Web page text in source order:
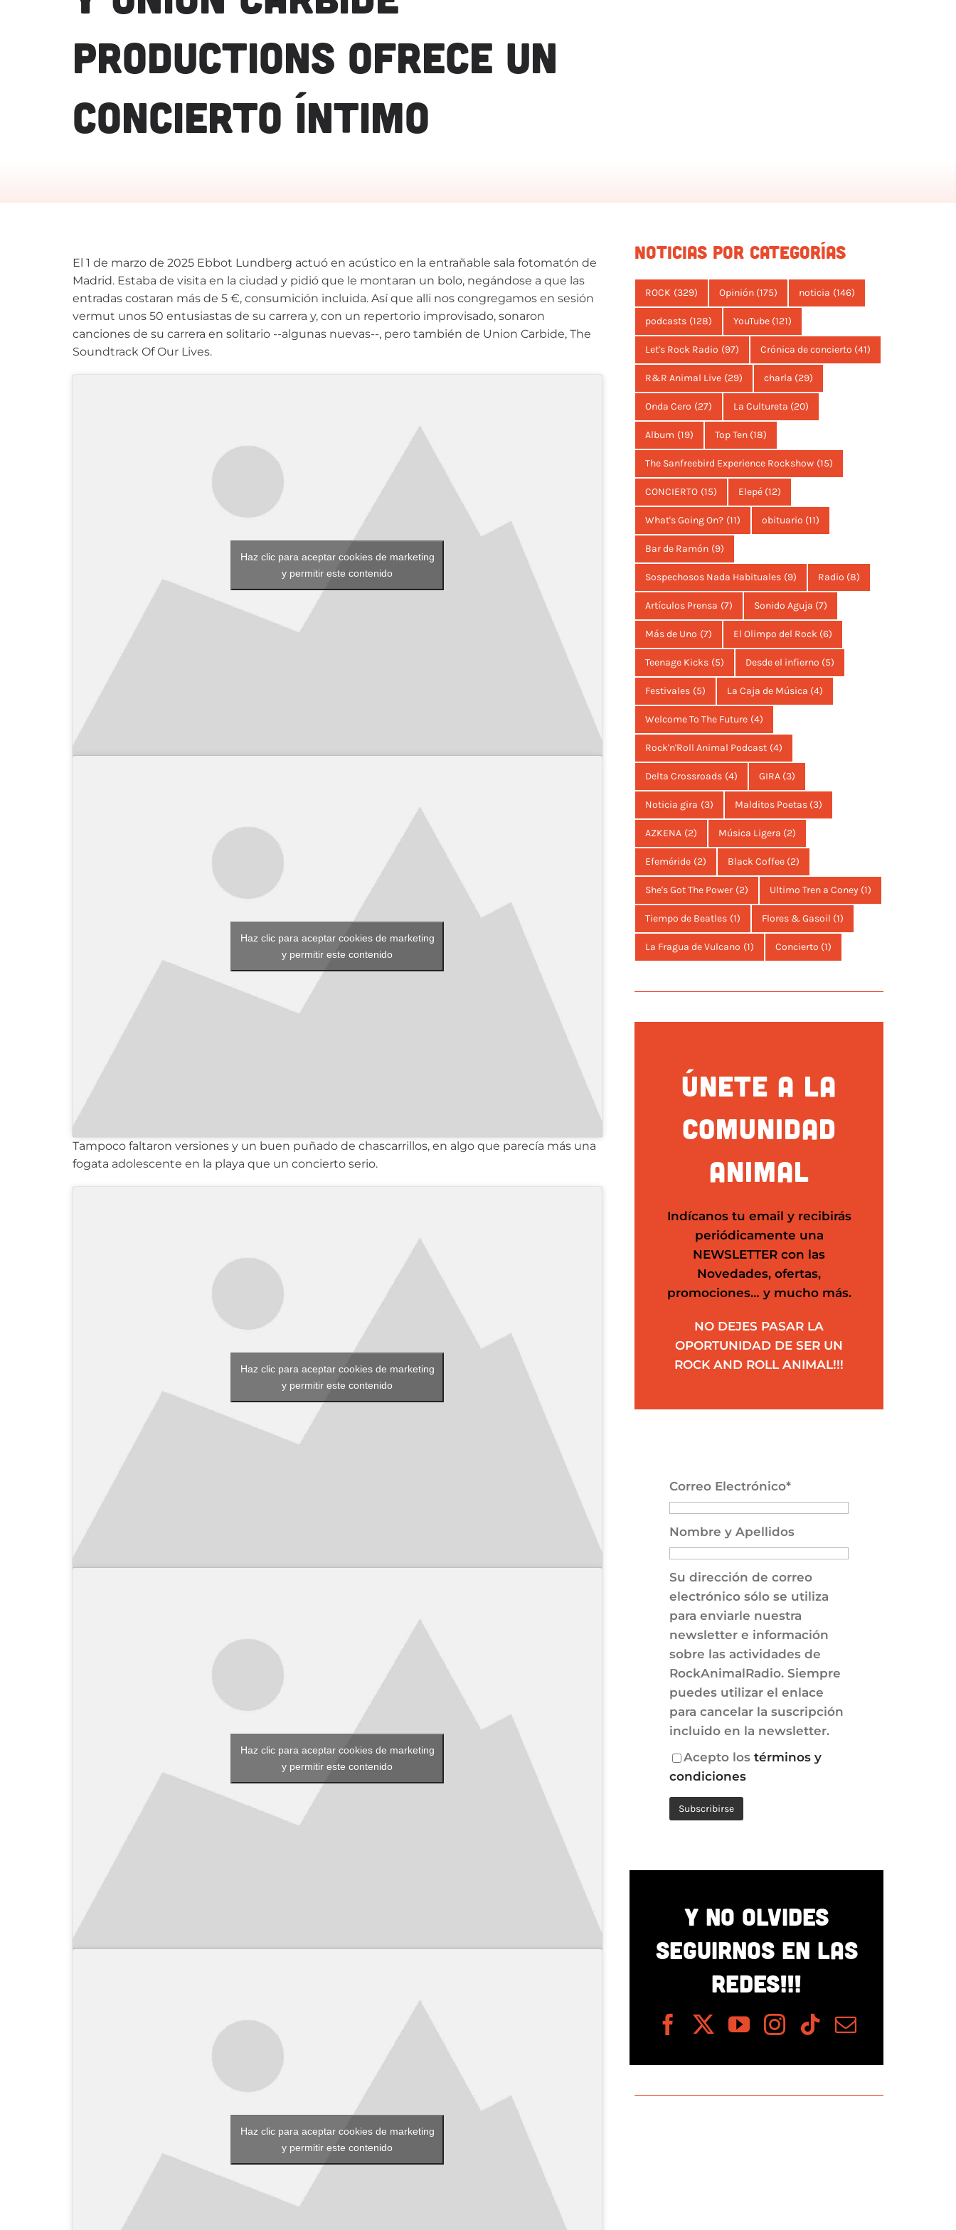
PRODUCTIONS OFRECE UN
CONCIERTO ÍNTIMO
El 1 de marzo de 2025 Ebbot Lundberg actuó en acústico en la entrañable sala fotomatón de
Madrid. Estaba de visita en la ciudad y pidió que le montaran un bolo, negándose a que las
entradas costaran más de 5 €, consumición incluida. Así que alli nos congregamos en sesión
vermut unos 50 entusiastas de su carrera y, con un repertorio improvisado, sonaron
canciones de su carrera en solitario --algunas nuevas--, pero también de Union Carbide, The
Soundtrack Of Our Lives.
Haz clic para aceptar cookies de marketing
y permitir este contenido
Haz clic para aceptar cookies de marketing
y permitir este contenido
Tampoco faltaron versiones y un buen puñado de chascarrillos, en algo que parecía más una
fogata adolescente en la playa que un concierto serio.
Haz clic para aceptar cookies de marketing
y permitir este contenido
Haz clic para aceptar cookies de marketing
y permitir este contenido
Haz clic para aceptar cookies de marketing
y permitir este contenido
NOTICIAS POR CATEGORÍAS
ROCK (329) Opinión (175) noticia (146)
podcasts (128) YouTube (121)
Let's Rock Radio (97) Crónica de concierto (41)
R&R Animal Live (29) charla (29)
Onda Cero (27) La Cultureta (20)
Album (19) Top Ten (18)
The Sanfreebird Experience Rockshow (15)
CONCIERTO (15) Elepé (12)
What's Going On? (11) obituario (11)
Bar de Ramón (9)
Sospechosos Nada Habituales (9) Radio (8)
Artículos Prensa (7) Sonido Aguja (7)
Más de Uno (7) El Olimpo del Rock (6)
Teenage Kicks (5) Desde el infierno (5)
Festivales (5) La Caja de Música (4)
Welcome To The Future (4)
Rock'n'Roll Animal Podcast (4)
Delta Crossroads (4) GIRA (3)
Noticia gira (3) Malditos Poetas (3)
AZKENA (2) Música Ligera (2)
Efeméride (2) Black Coffee (2)
She's Got The Power (2) Ultimo Tren a Coney (1)
Tiempo de Beatles (1) Flores & Gasoil (1)
La Fragua de Vulcano (1) Concierto (1)
ÚNETE A LA
COMUNIDAD
ANIMAL
Indícanos tu email y recibirás
periódicamente una
NEWSLETTER con las
Novedades, ofertas,
promociones… y mucho más.
NO DEJES PASAR LA
OPORTUNIDAD DE SER UN
ROCK AND ROLL ANIMAL!!!
Correo Electrónico*
Nombre y Apellidos
Su dirección de correo
electrónico sólo se utiliza
para enviarle nuestra
newsletter e información
sobre las actividades de
RockAnimalRadio. Siempre
puedes utilizar el enlace
para cancelar la suscripción
incluido en la newsletter.
Acepto los términos y
condiciones
Y NO OLVIDES
SEGUIRNOS EN LAS
REDES!!!